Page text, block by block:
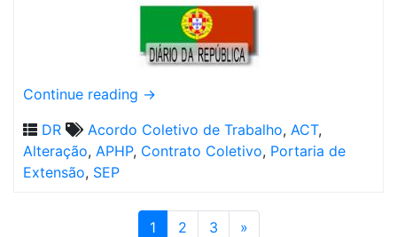
Continue reading →
DR
Acordo Coletivo de Trabalho, ACT,
Alteração, APHP, Contrato Coletivo, Portaria de
Extensão, SEP
1 2 3 »